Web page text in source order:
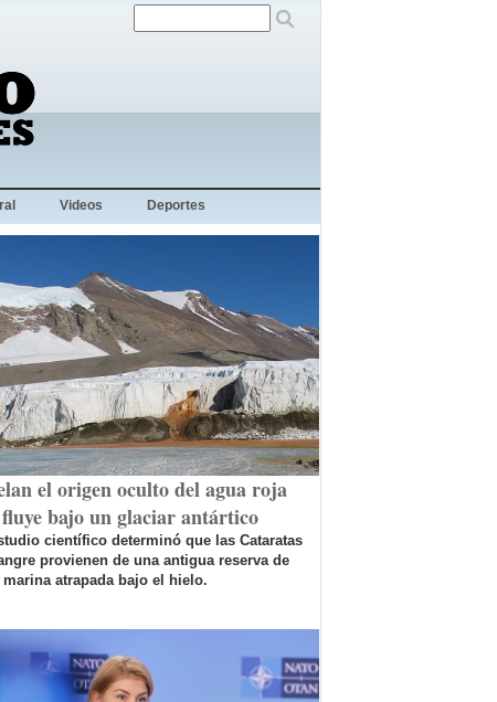
Videos Deportes
el origen oculto del agua roja
bajo un glaciar antártico
científico determinó que las Cataratas
provienen de una antigua reserva de
marina atrapada bajo el hielo.